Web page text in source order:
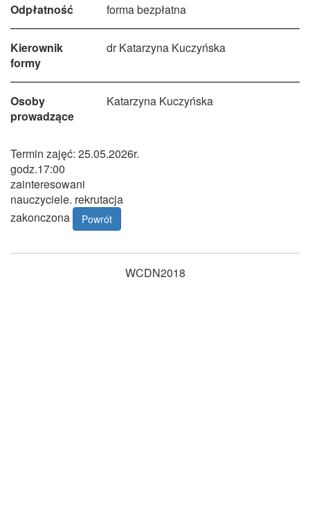
Odpłatność forma bezpłatna
Kierownik
formy
dr Katarzyna Kuczyńska
Osoby
prowadzące
Katarzyna Kuczyńska
Termin zajęć: 25.05.2026r.
godz.17:00
zainteresowani
nauczyciele. rekrutacja
zakonczona
Powrót
WCDN2018